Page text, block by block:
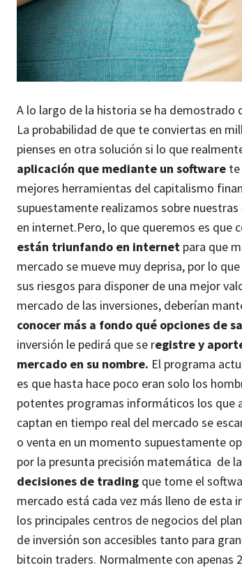
A lo largo de la historia se ha demostrado
La probabilidad de que te conviertas en
pienses en otra solución si lo que
aplicación que mediante un software te
mejores herramientas del capitalismo
supuestamente realizamos sobre nuestras
en internet.Pero, lo que queremos es que
están triunfando en internet para que
mercado se mueve muy deprisa, por lo
sus riesgos para disponer de una mejor
mercado de las inversiones, deberían
conocer más a fondo qué opciones de
inversión le pedirá que se registre y
mercado en su nombre. El programa
es que hasta hace poco eran solo los
potentes programas informáticos los que
captan en tiempo real del mercado se
o venta en un momento supuestamente
por la presunta precisión matemática de
decisiones de trading que tome el
mercado está cada vez más lleno de esta
los principales centros de negocios del
de inversión son accesibles tanto para
bitcoin traders. Normalmente con apenas